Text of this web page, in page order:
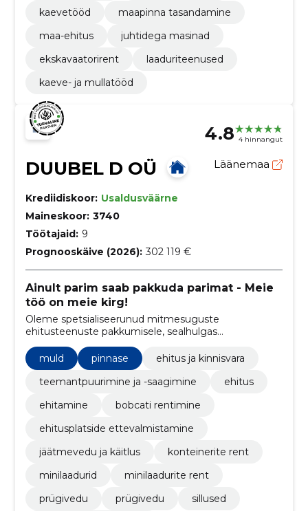
kaevetööd
maapinna tasandamine
maa-ehitus
juhtidega masinad
ekskavaatorirent
laaduriteenused
kaeve- ja mullatööd
4.8 4 hinnangut
DUUBEL D OÜ Läänemaa
Krediidiskoor: Usaldusväärne
Maineskoor: 3740
Töötajaid: 9
Prognooskäive (2026): 302 119 €
Ainult parim saab pakkuda parimat - Meie
töö on meie kirg!
Oleme spetsialiseerunud mitmesuguste
ehitusteenuste pakkumisele, sealhulgas
teemantpuurimine, lammutustööd, prügivedu ja
veoteenused
muld pinnase
ehitus ja kinnisvara
teemantpuurimine ja -saagimine
ehitus
ehitamine
bobcati rentimine
ehitusplatside ettevalmistamine
jäätmevedu ja käitlus
konteinerite rent
minilaadurid
minilaadurite rent
prügivedu
prügivedu
sillused